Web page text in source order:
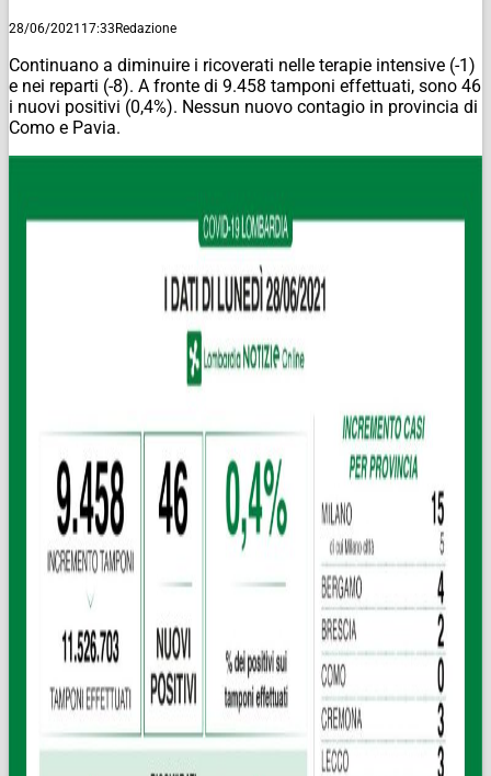
28/06/2021 17:33Redazione
Continuano a diminuire i ricoverati nelle terapie intensive (-1)
e nei reparti (-8). A fronte di 9.458 tamponi effettuati, sono 46
i nuovi positivi (0,4%). Nessun nuovo contagio in provincia di
Como e Pavia.